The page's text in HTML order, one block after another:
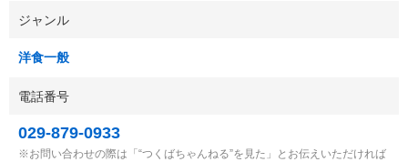
ジャンル
洋食一般
電話番号
029-879-0933
お問い合わせの際は「“つくばちゃんねる”を見た」とお伝えいただければ